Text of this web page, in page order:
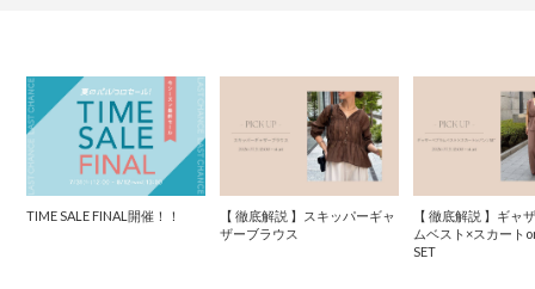
TIME SALE FINAL開催！！
【 徹底解説 】スキッパーギャ
ザーブラウス
【 徹底解説 】ギャ
ムベスト×スカート
SET